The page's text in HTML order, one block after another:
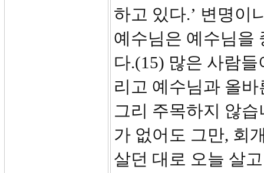
하고 있다.’ 변명이
예수님은 예수님을
다.(15) 많은 사람
리고 예수님과 올
그리 주목하지 않
가 없어도 그만, 회
살던 대로 오늘 살